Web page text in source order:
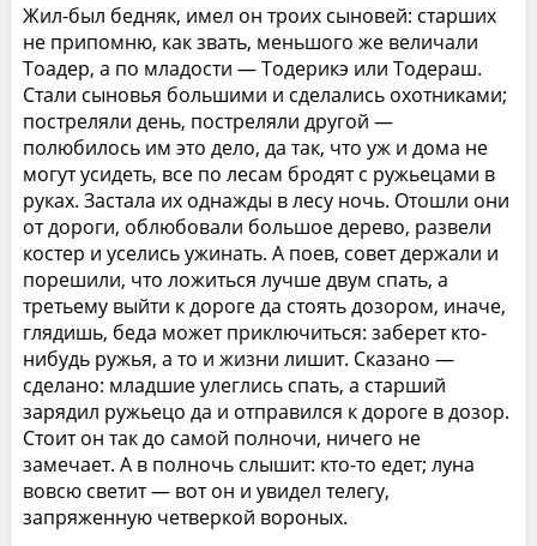
Жил-был бедняк, имел он троих сыновей: старших
не припомню, как звать, меньшого же величали
Тоадер, а по младости — Тодерикэ или Тодераш.
Стали сыновья большими и сделались охотниками;
постреляли день, постреляли другой —
полюбилось им это дело, да так, что уж и дома не
могут усидеть, все по лесам бродят с ружьецами в
руках. Застала их однажды в лесу ночь. Отошли они
от дороги, облюбовали большое дерево, развели
костер и уселись ужинать. А поев, совет держали и
порешили, что ложиться лучше двум спать, а
третьему выйти к дороге да стоять дозором, иначе,
глядишь, беда может приключиться: заберет кто-
нибудь ружья, а то и жизни лишит. Сказано —
сделано: младшие улеглись спать, а старший
зарядил ружьецо да и отправился к дороге в дозор.
Стоит он так до самой полночи, ничего не
замечает. А в полночь слышит: кто-то едет; луна
вовсю светит — вот он и увидел телегу,
запряженную четверкой вороных.